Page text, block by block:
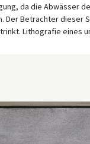
da die Abwässer
Der Betrachter dieser
Lithografie eines